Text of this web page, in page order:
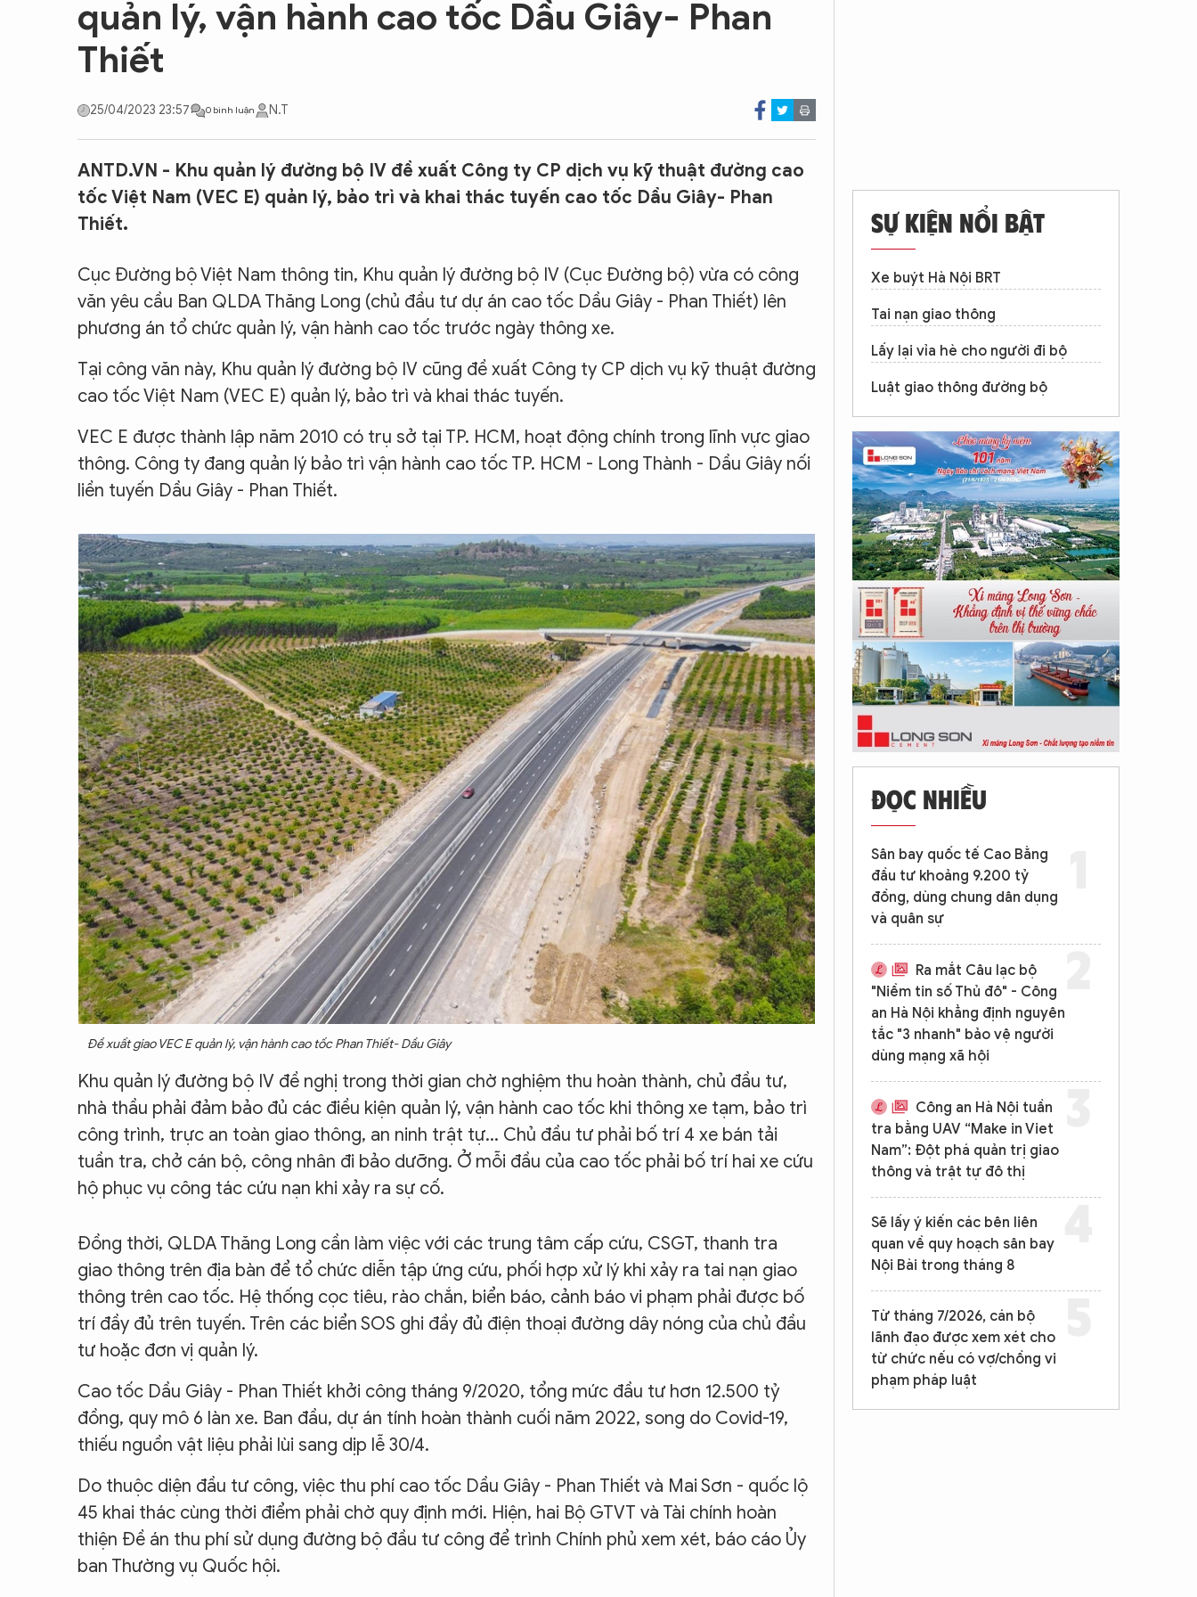
CON ĐƯỜNG KHỞI NGHIỆP
quản lý, vận hành cao tốc Dầu Giây- Phan
Thiết
25/04/2023 23:57 0 bình luận N.T
ANTD.VN - Khu quản lý đường bộ IV đề xuất Công ty CP dịch vụ kỹ thuật đường cao
tốc Việt Nam (VEC E) quản lý, bảo trì và khai thác tuyến cao tốc Dầu Giây- Phan
Thiết.
Cục Đường bộ Việt Nam thông tin, Khu quản lý đường bộ IV (Cục Đường bộ) vừa có công
văn yêu cầu Ban QLDA Thăng Long (chủ đầu tư dự án cao tốc Dầu Giây - Phan Thiết) lên
phương án tổ chức quản lý, vận hành cao tốc trước ngày thông xe.
Tại công văn này, Khu quản lý đường bộ IV cũng đề xuất Công ty CP dịch vụ kỹ thuật đường
cao tốc Việt Nam (VEC E) quản lý, bảo trì và khai thác tuyến.
VEC E được thành lập năm 2010 có trụ sở tại TP. HCM, hoạt động chính trong lĩnh vực giao
thông. Công ty đang quản lý bảo trì vận hành cao tốc TP. HCM - Long Thành - Dầu Giây nối
liền tuyến Dầu Giây - Phan Thiết.
Đề xuất giao VEC E quản lý, vận hành cao tốc Phan Thiết- Dầu Giây
Khu quản lý đường bộ IV đề nghị trong thời gian chờ nghiệm thu hoàn thành, chủ đầu tư,
nhà thầu phải đảm bảo đủ các điều kiện quản lý, vận hành cao tốc khi thông xe tạm, bảo trì
công trình, trực an toàn giao thông, an ninh trật tự... Chủ đầu tư phải bố trí 4 xe bán tải
tuần tra, chở cán bộ, công nhân đi bảo dưỡng. Ở mỗi đầu của cao tốc phải bố trí hai xe cứu
hộ phục vụ công tác cứu nạn khi xảy ra sự cố.
Đồng thời, QLDA Thăng Long cần làm việc với các trung tâm cấp cứu, CSGT, thanh tra
giao thông trên địa bàn để tổ chức diễn tập ứng cứu, phối hợp xử lý khi xảy ra tai nạn giao
thông trên cao tốc. Hệ thống cọc tiêu, rào chắn, biển báo, cảnh báo vi phạm phải được bố
trí đầy đủ trên tuyến. Trên các biển SOS ghi đầy đủ điện thoại đường dây nóng của chủ đầu
tư hoặc đơn vị quản lý.
Cao tốc Dầu Giây - Phan Thiết khởi công tháng 9/2020, tổng mức đầu tư hơn 12.500 tỷ
đồng, quy mô 6 làn xe. Ban đầu, dự án tính hoàn thành cuối năm 2022, song do Covid-19,
thiếu nguồn vật liệu phải lùi sang dịp lễ 30/4.
Do thuộc diện đầu tư công, việc thu phí cao tốc Dầu Giây - Phan Thiết và Mai Sơn - quốc lộ
45 khai thác cùng thời điểm phải chờ quy định mới. Hiện, hai Bộ GTVT và Tài chính hoàn
thiện Đề án thu phí sử dụng đường bộ đầu tư công để trình Chính phủ xem xét, báo cáo Ủy
ban Thường vụ Quốc hội.
SỰ KIỆN NỔI BẬT
Xe buýt Hà Nội BRT
Tai nạn giao thông
Lấy lại vỉa hè cho người đi bộ
Luật giao thông đường bộ
ĐỌC NHIỀU
Sân bay quốc tế Cao Bằng
đầu tư khoảng 9.200 tỷ
đồng, dùng chung dân dụng
và quân sự
Ra mắt Câu lạc bộ
"Niềm tin số Thủ đô" - Công
an Hà Nội khẳng định nguyên
tắc "3 nhanh" bảo vệ người
dùng mạng xã hội
Công an Hà Nội tuần
tra bằng UAV “Make in Viet
Nam”: Đột phá quản trị giao
thông và trật tự đô thị
Sẽ lấy ý kiến các bên liên
quan về quy hoạch sân bay
Nội Bài trong tháng 8
Từ tháng 7/2026, cán bộ
lãnh đạo được xem xét cho
từ chức nếu có vợ/chồng vi
phạm pháp luật